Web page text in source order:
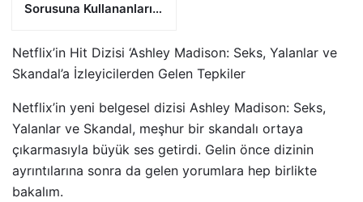
Sorusuna Kullananların
Netflix’in Hit Dizisi ‘Ashley Madison: Seks, Yalanlar ve
Skandal’a İzleyicilerden Gelen Tepkiler
Netflix’in yeni belgesel dizisi Ashley Madison: Seks,
Yalanlar ve Skandal, meşhur bir skandalı ortaya
çıkarmasıyla büyük ses getirdi. Gelin önce dizinin
ayrıntılarına sonra da gelen yorumlara hep birlikte
bakalım.